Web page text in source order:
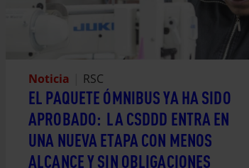
Noticia RSC
EL PAQUETE ÓMNIBUS YA HA SIDO
APROBADO: LA CSDDD ENTRA EN
UNA NUEVA ETAPA CON MENOS
ALCANCE Y SIN OBLIGACIONES